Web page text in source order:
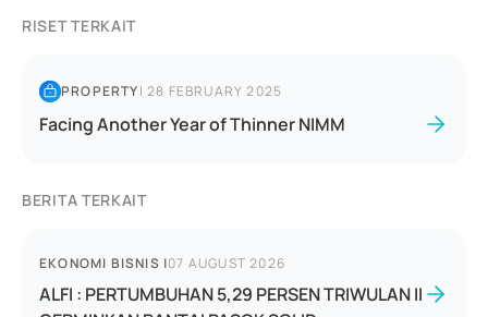
RISET TERKAIT
PROPERTY|28 FEBRUARY 2025
Facing Another Year of Thinner NIMM
BERITA TERKAIT
EKONOMI BISNIS |07 AUGUST 2026
ALFI : PERTUMBUHAN 5,29 PERSEN TRIWULAN II